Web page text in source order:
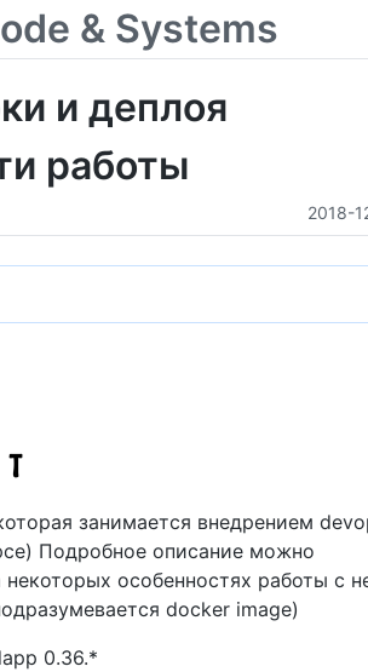
& Systems
и деплоя
работы
2018-
занимается внедрением
Подробное описание можно
особенностях работы с
docker image)
0.36.*